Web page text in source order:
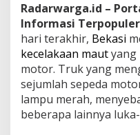
Radarwarga.id –
Informasi Terpopuler
hari terakhir, Bekasi
kecelakaan mautyang
motor. Truk yang
sejumlah sepeda
lampu merah,
beberapa lainnya